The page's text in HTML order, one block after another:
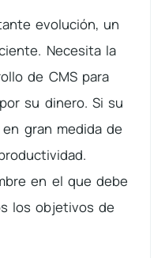
evolución, un
Necesita la
de CMS para
su dinero. Si su
gran medida de
en el que debe
los objetivos de